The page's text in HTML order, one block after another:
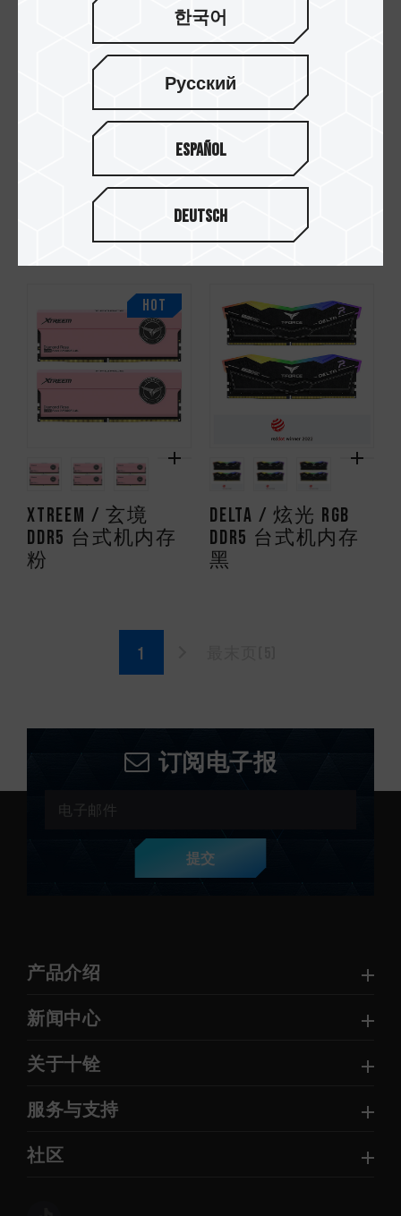
XTREEM / 玄境
DDR5 台式机内存
XTREEM / 玄境
DDR5 台式机内存
白
HOT
XTREEM / 玄境
DDR5 台式机内存
粉
DELTA / 炫光 RGB
DDR5 台式机内存
黑
订阅电子报
提交
产品介绍
新闻中心
关于十铨
服务与支持
社区
한국어
Русский
Español
Deutsch